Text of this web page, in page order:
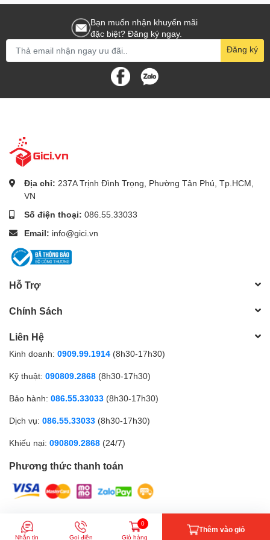
- Kích thước 375mm×282mm×56mm
- Trọng lượng không ổ cứng 1.6KG
Bạn muốn nhận khuyến mãi
đặc biệt? Đăng ký ngay.
Đăng ký
Địa chỉ: 237A Trịnh Đình Trọng, Phường Tân Phú, Tp.HCM,
VN
Số điện thoại: 086.55.33033
Email: info@gici.vn
Hỗ Trợ
Chính Sách
Liên Hệ
Kinh doanh: 0909.99.1914 (8h30-17h30)
Kỹ thuật: 090809.2868 (8h30-17h30)
Bảo hành: 086.55.33033 (8h30-17h30)
Dịch vụ: 086.55.33033 (8h30-17h30)
Khiếu nại: 090809.2868 (24/7)
Phương thức thanh toán
CÔNG TY TNHH MTV GICI | Đăng ký kinh doanh số: 0317179268 |
Cung cấp bởi
Sapo
Nhắn tin Gọi điện
0
Giỏ hàng
Thêm vào giỏ